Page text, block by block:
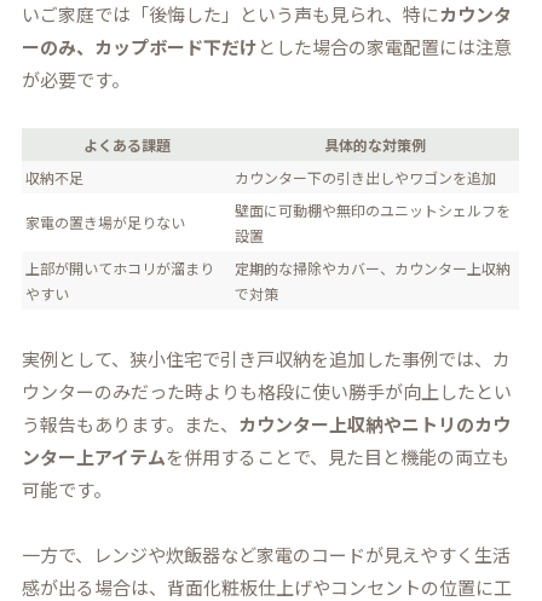
いご家庭では「後悔した」という声も見られ、特にカウンタ
ーのみ、カップボード下だけとした場合の家電配置には注意
が必要です。
よくある課題
具体的な対策例
収納不足
カウンター下の引き出しやワゴンを追加
家電の置き場が足りない
壁面に可動棚や無印のユニットシェルフを
設置
上部が開いてホコリが溜まり
やすい
定期的な掃除やカバー、カウンター上収納
で対策
実例として、狭小住宅で引き戸収納を追加した事例では、カ
ウンターのみだった時よりも格段に使い勝手が向上したとい
う報告もあります。また、 カウンター上収納やニトリのカウ
ンター上アイテムを併用することで、見た目と機能の両立も
可能です。
一方で、レンジや炊飯器など家電のコードが見えやすく生活
感が出る場合は、背面化粧板仕上げやコンセントの位置に工